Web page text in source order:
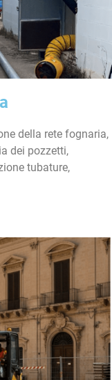
della rete fognaria,
dei pozzetti,
tubature,